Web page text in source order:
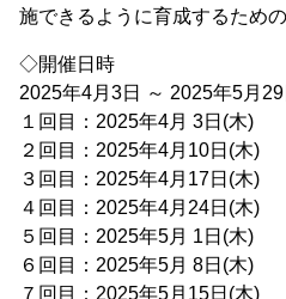
施できるように育成するための
◇開催日時
2025年4月3日 ～ 2025年5月
１回目：2025年4月 3日(木)
２回目：2025年4月10日(木)
３回目：2025年4月17日(木)
４回目：2025年4月24日(木)
５回目：2025年5月 1日(木)
６回目：2025年5月 8日(木)
７回目：2025年5月15日(木)